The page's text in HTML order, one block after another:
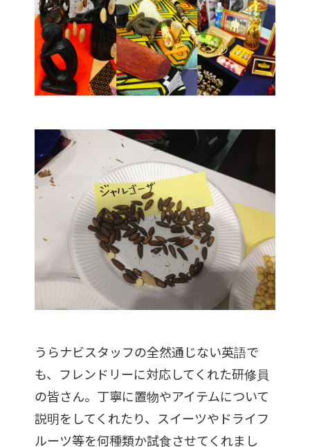
うらナビスタッフの全然通じない英語で
も、フレンドリーに対応してくれた研修員
の皆さん。丁寧に置物やアイテムについて
説明をしてくれたり、スイーツやドライフ
ルーツ等を何種類か試食させてくれまし